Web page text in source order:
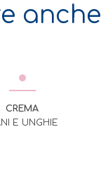
anche
CREMA
E UNGHIE